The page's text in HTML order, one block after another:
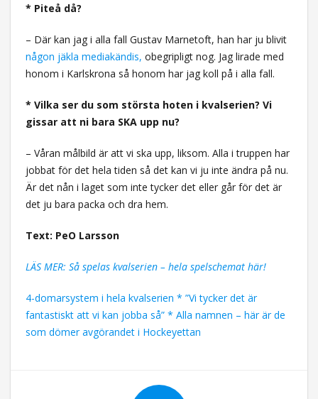
* Piteå då?
– Där kan jag i alla fall Gustav Marnetoft, han har ju blivit
någon jäkla mediakändis, obegripligt nog. Jag lirade med
honom i Karlskrona så honom har jag koll på i alla fall.
* Vilka ser du som största hoten i kvalserien? Vi
gissar att ni bara SKA upp nu?
– Våran målbild är att vi ska upp, liksom. Alla i truppen har
jobbat för det hela tiden så det kan vi ju inte ändra på nu.
Är det nån i laget som inte tycker det eller går för det är
det ju bara packa och dra hem.
Text: PeO Larsson
LÄS MER: Så spelas kvalserien – hela spelschemat här!
4-domarsystem i hela kvalserien * ”Vi tycker det är
fantastiskt att vi kan jobba så” * Alla namnen – här är de
som dömer avgörandet i Hockeyettan